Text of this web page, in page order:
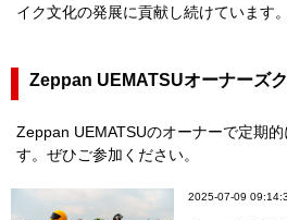
イク文化の発展に貢献し続けています。
Zeppan UEMATSUオーナーズ
Zeppan UEMATSUのオーナーで定期
す。ぜひご参加ください。
2025-07-09